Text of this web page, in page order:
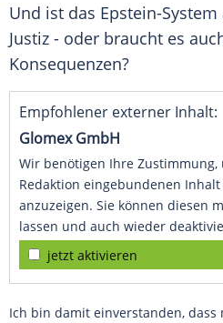
Und ist das Epstein-
Justiz - oder braucht es
Konsequenzen?
Empfohlener externer Inhalt:
Glomex GmbH
Wir benötigen Ihre
Redaktion eingebundenen Inhalt
anzuzeigen. Sie können diesen
lassen und auch wieder
jetzt aktivieren
Ich bin damit einverstanden,